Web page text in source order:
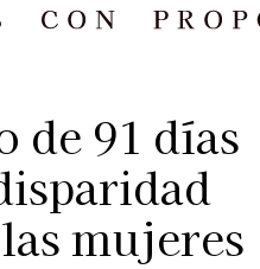
de 91 días
mujeres